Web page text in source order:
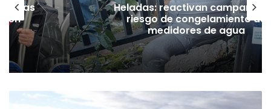
vías
Heladas: reactivan campaña
riesgo de congelamiento de
medidores de agua